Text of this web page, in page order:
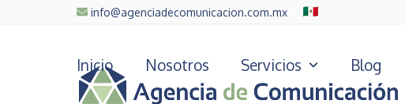
info@agenciadecomunicacion.com.mx
Inicio Nosotros Servicios Blog